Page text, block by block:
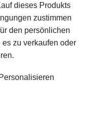
dieses Produkts
zustimmen
den persönlichen
zu verkaufen oder